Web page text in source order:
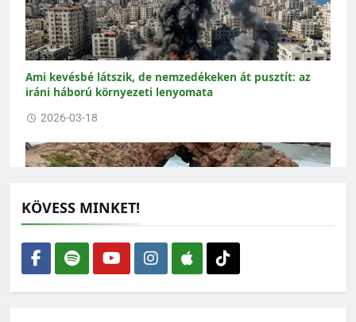
Ami kevésbé látszik, de nemzedékeken át pusztít: az
iráni háború környezeti lenyomata
2026-03-18
Marokkói példa: látványos eredményt hozott a
nejlonzacskók betiltása
KÖVESS MINKET!